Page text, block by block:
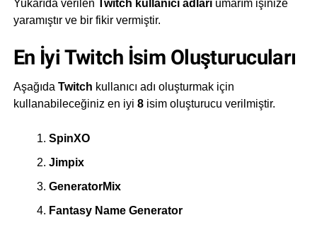
Yukarıda verilen Twitch kullanıcı adlarıumarım işinize
yaramıştır ve bir fikir vermiştir.
En İyi Twitch İsim Oluşturucuları
Aşağıda Twitch kullanıcı adı oluşturmak için
kullanabileceğiniz en iyi 8isim oluşturucu verilmiştir.
SpinXO
Jimpix
GeneratorMix
Fantasy Name Generator